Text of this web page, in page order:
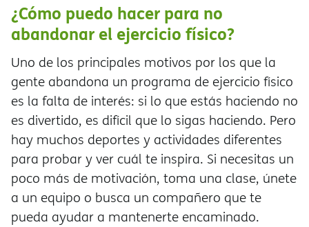
¿Cómo puedo hacer para no
abandonar el ejercicio físico?
Uno de los principales motivos por los que la
gente abandona un programa de ejercicio físico
es la falta de interés: si lo que estás haciendo no
es divertido, es difícil que lo sigas haciendo. Pero
hay muchos deportes y actividades diferentes
para probar y ver cuál te inspira. Si necesitas un
poco más de motivación, toma una clase, únete
a un equipo o busca un compañero que te
pueda ayudar a mantenerte encaminado.